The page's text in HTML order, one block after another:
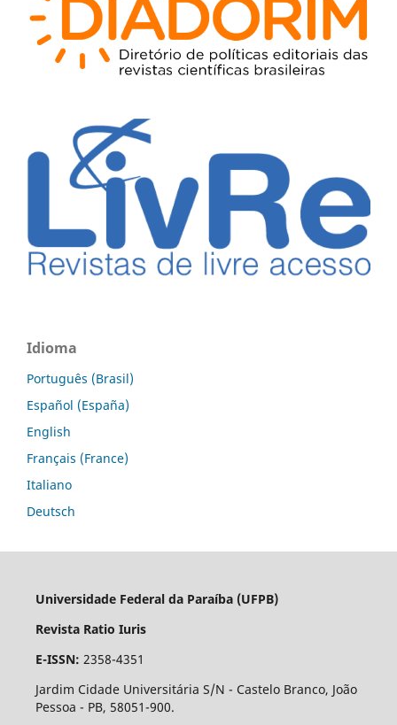
Idioma
Português (Brasil)
Español (España)
English
Français (France)
Italiano
Deutsch
Universidade Federal da Paraíba (UFPB)
Revista Ratio Iuris
E-ISSN: 2358-4351
Jardim Cidade Universitária S/N - Castelo Branco, João
Pessoa - PB, 58051-900.